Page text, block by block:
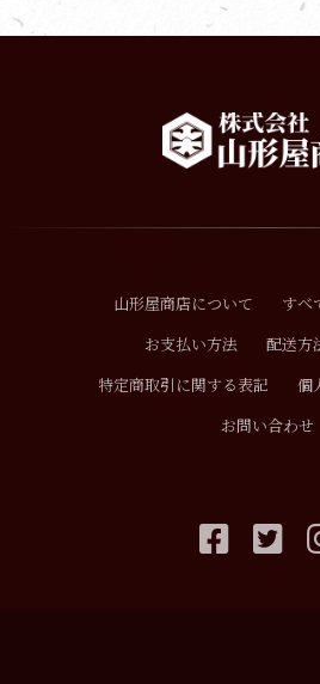
山形屋商店について
すべ
お支払い方法
配送方
特定商取引に関する表記
個
お問い合わせ